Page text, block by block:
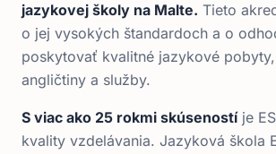
jazykovej školy na Malte. Tieto
o jej vysokých štandardoch a o
poskytovať kvalitné jazykové
angličtiny a služby.
S viac ako 25 rokmi skúsenostíje
kvality vzdelávania. Jazyková škola